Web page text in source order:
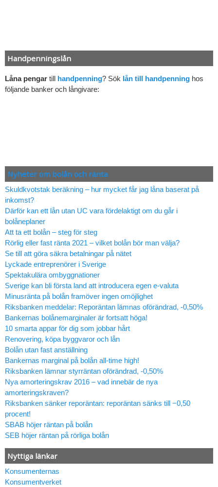
Handpenningslån
Låna pengar till handpenning? Sök lån till handpenning hos
följande banker och långivare:
Nyheter om bolån och ränta
Skuldkvotstak beräkning – hur mycket får jag låna baserat på
inkomst?
Därför kan ett lån utan UC vara fördelaktigt om du går i
bolåneplaner
Att ta ett bolån – steg för steg
Rörlig eller fast ränta 2021 – vilket bolån bör man välja?
Se till att göra säkra betalningar på nätet
Lyckade entreprenörer i Sverige
Spektakulära ombyggnationer
Sverige kan bli första land att introducera egen e-valuta
Minusränta på bolån framöver ingen omöjlighet
Riksbanken meddelar: Reporäntan lämnas oförändrad, -0,50%
Bankernas bolånemarginaler är fortsatt höga!
10 smarta appar för dig som jobbar hårt
Renovering, köpa byggvaror och lån
Bolån utan fast anställning
Bankernas marginal på bolån all-time high!
Riksbanken lämnar styrräntan oförändrad, -0,50%
Nya amorteringskrav 2016 – vad innebär de nya
amorteringskraven?
Riksbanken sänker reporäntan: reporäntan sänks till −0,50
procent!
SBAB höjer räntan på bolån
SEB höjer räntan på rörliga bolån
Nyttiga länkar
Konsumenternas
Konsumentverket